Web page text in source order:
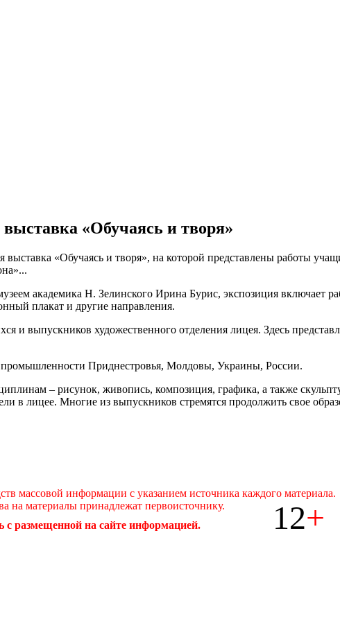
«Обучаясь и творя»
«Обучаясь и творя», на которой представлены работы
академика Н. Зелинского Ирина Бурис, экспозиция включает
плакат и другие направления.
и выпускников художественного отделения лицея. Здесь
Приднестровья, Молдовы, Украины, России.
– рисунок, живопись, композиция, графика, а также
в лицее. Многие из выпускников стремятся продолжить свое
массовой информации с указанием источника каждого материала.
материалы принадлежат первоисточнику.
с размещенной на сайте информацией.
12+